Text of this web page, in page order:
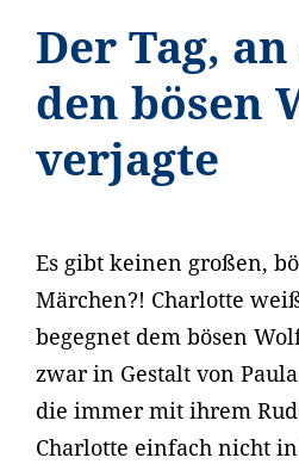
Der Tag,
den bösen
verjagte
Es gibt keinen großen,
Märchen?! Charlotte
begegnet dem bösen
zwar in Gestalt von
die immer mit ihrem
Charlotte einfach nicht